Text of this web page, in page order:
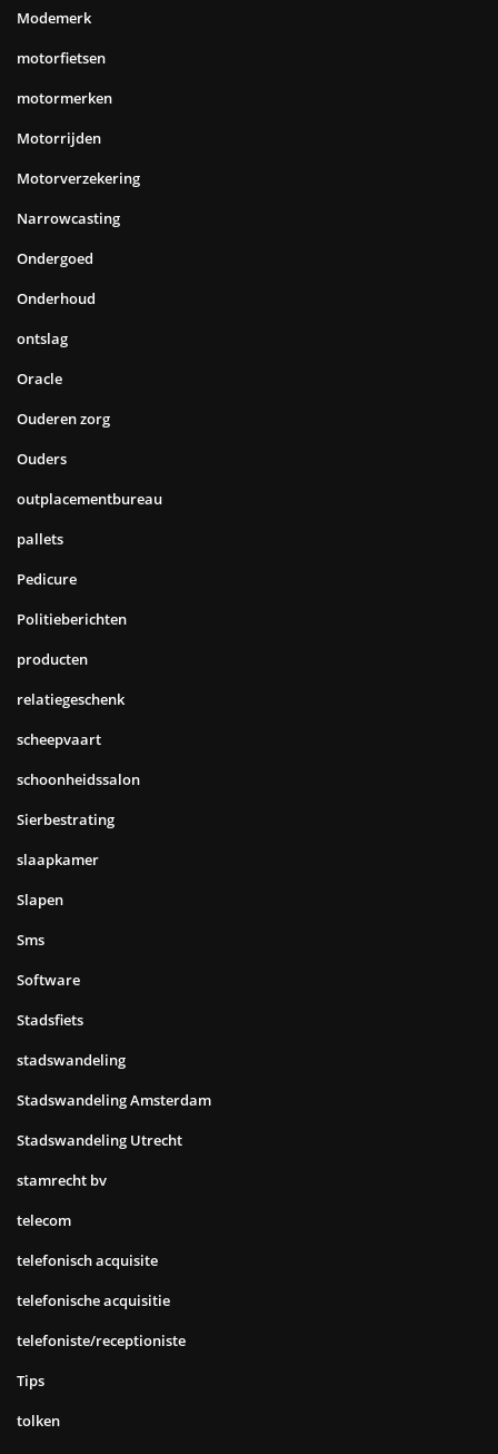
Modemerk
motorfietsen
motormerken
Motorrijden
Motorverzekering
Narrowcasting
Ondergoed
Onderhoud
ontslag
Oracle
Ouderen zorg
Ouders
outplacementbureau
pallets
Pedicure
Politieberichten
producten
relatiegeschenk
scheepvaart
schoonheidssalon
Sierbestrating
slaapkamer
Slapen
Sms
Software
Stadsfiets
stadswandeling
Stadswandeling Amsterdam
Stadswandeling Utrecht
stamrecht bv
telecom
telefonisch acquisite
telefonische acquisitie
telefoniste/receptioniste
Tips
tolken